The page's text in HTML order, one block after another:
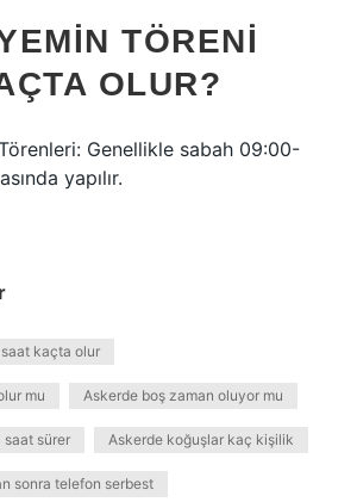
TÖRENI
OLUR?
Genellikle sabah 09:00-
yapılır.
kaçta olur
mu Askerde boş zaman oluyor mu
sürer Askerde koğuşlar kaç kişilik
sonra telefon serbest